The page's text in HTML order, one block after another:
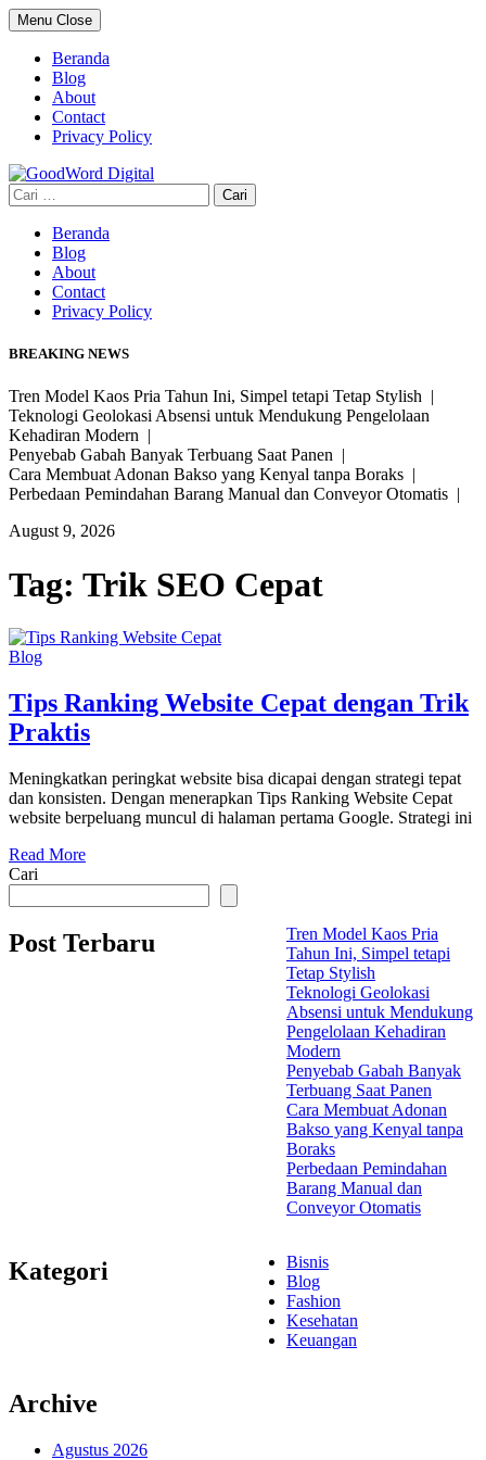
Skip
to
content
Menu Close
Beranda
Blog
About
Contact
Privacy Policy
Cari
untuk:
Beranda
Blog
About
Contact
Privacy Policy
BREAKING NEWS
Tren Model Kaos Pria Tahun Ini, Simpel tetapi Tetap Stylish |
Teknologi Geolokasi Absensi untuk Mendukung Pengelolaan
Kehadiran Modern |
Penyebab Gabah Banyak Terbuang Saat Panen |
Cara Membuat Adonan Bakso yang Kenyal tanpa Boraks |
Perbedaan Pemindahan Barang Manual dan Conveyor Otomatis |
August 9, 2026
Tag: Trik SEO Cepat
Blog
Tips Ranking Website Cepat dengan Trik
Praktis
Meningkatkan peringkat website bisa dicapai dengan strategi tepat
dan konsisten. Dengan menerapkan Tips Ranking Website Cepat
website berpeluang muncul di halaman pertama Google. Strategi ini
Read More
Cari
Post Terbaru
Tren Model Kaos Pria
Tahun Ini, Simpel tetapi
Tetap Stylish
Teknologi Geolokasi
Absensi untuk Mendukung
Pengelolaan Kehadiran
Modern
Penyebab Gabah Banyak
Terbuang Saat Panen
Cara Membuat Adonan
Bakso yang Kenyal tanpa
Boraks
Perbedaan Pemindahan
Barang Manual dan
Conveyor Otomatis
Kategori
Bisnis
Blog
Fashion
Kesehatan
Keuangan
Archive
Agustus 2026